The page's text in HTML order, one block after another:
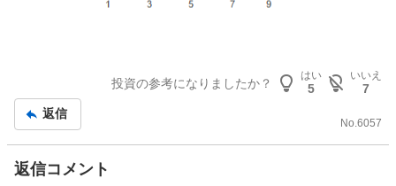
投資の参考になりましたか？
はい
5
いいえ
7
返信
No. 6057
返信コメント